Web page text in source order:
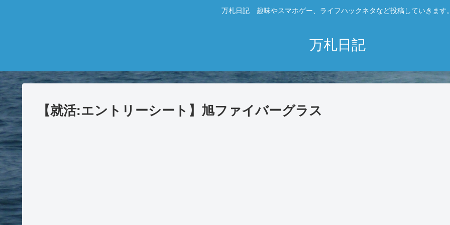
万札日記 趣味やスマホゲー、ライフハックネタなど投稿していきます
万札日記
【就活:エントリーシート】旭ファイバーグラス